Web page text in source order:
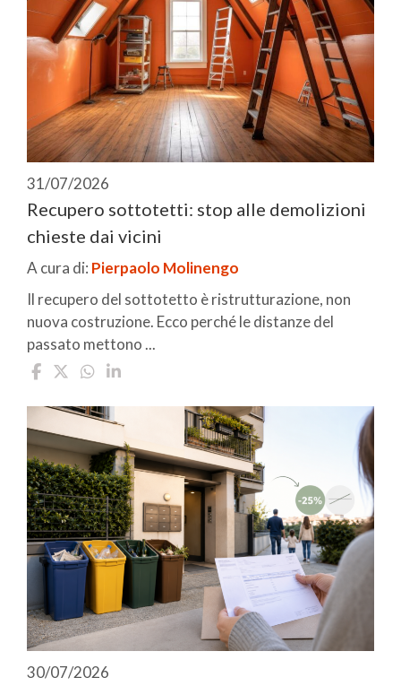
31/07/2026
Recupero sottotetti: stop alle demolizioni
chieste dai vicini
A cura di: Pierpaolo Molinengo
Il recupero del sottotetto è ristrutturazione, non
nuova costruzione. Ecco perché le distanze del
passato mettono ...
30/07/2026